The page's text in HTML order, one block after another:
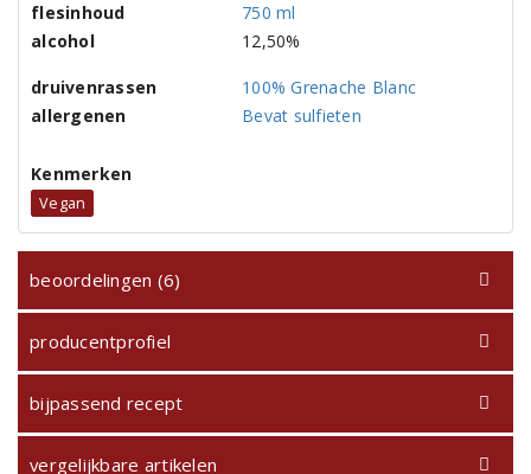
flesinhoud
750 ml
alcohol
12,50%
druivenrassen
100% Grenache Blanc
allergenen
Bevat sulfieten
Kenmerken
Vegan
beoordelingen (6)
producentprofiel
bijpassend recept
vergelijkbare artikelen